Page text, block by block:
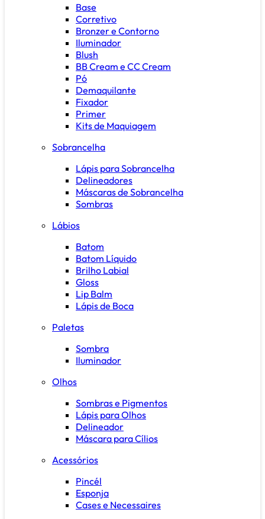
Base
Corretivo
Bronzer e Contorno
Iluminador
Blush
BB Cream e CC Cream
Pó
Demaquilante
Fixador
Primer
Kits de Maquiagem
Sobrancelha
Lápis para Sobrancelha
Delineadores
Máscaras de Sobrancelha
Sombras
Lábios
Batom
Batom Líquido
Brilho Labial
Gloss
Lip Balm
Lápis de Boca
Paletas
Sombra
Iluminador
Olhos
Sombras e Pigmentos
Lápis para Olhos
Delineador
Máscara para Cílios
Acessórios
Pincél
Esponja
Cases e Necessaires